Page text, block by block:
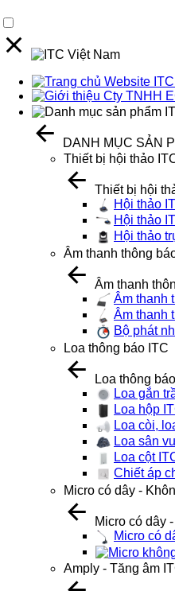
DANH MỤC SẢN
Thiết bị hội thảo
Thiết bị hội
Hội thảo
Hội thảo
Hội thảo
Âm thanh thông
Âm thanh
Âm thanh
Âm thanh
Bộ phát
Loa thông báo ITC
Loa thông
Loa gắn
Loa hộp
Loa còi,
Loa sân
Loa cột
Chiết áp
Micro có dây -
Micro có dây
Micro có
Amply - Tăng âm